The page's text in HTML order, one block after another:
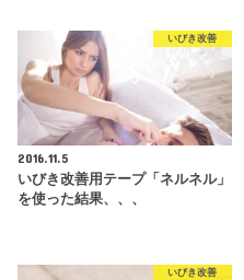
いびき改善
2016.11.5
いびき改善用テープ「ネルネル」
を使った結果、、、
いびき改善